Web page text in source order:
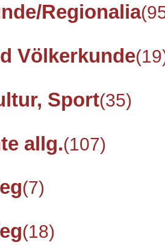
Regionalia
Völkerkunde
Sport(35)
allg.(107)
(7)
(18)